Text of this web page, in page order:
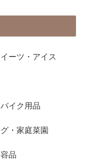
ーツ・アイス
イク用品
・家庭菜園
品